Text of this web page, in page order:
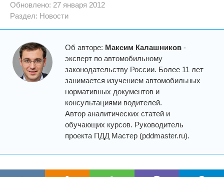
Обновлено: 27 января 2012
Раздел: Новости
Об авторе: Максим Калашников -
эксперт по автомобильному
законодательству России. Более 11 лет
занимается изучением автомобильных
нормативных документов и
консультациями водителей.
Автор аналитических статей и
обучающих курсов. Руководитель
проекта ПДД Мастер (pddmaster.ru).